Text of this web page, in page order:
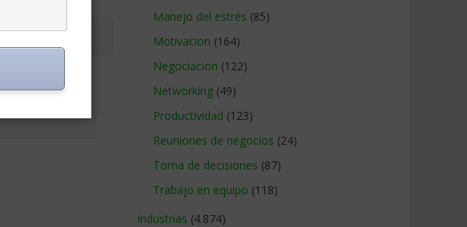
Manejo del estrés (85)
Motivacion (164)
Negociacion (122)
Networking (49)
Productividad (123)
Reuniones de negocios (24)
Toma de decisiones (87)
Trabajo en equipo (118)
Industrias (4.874)